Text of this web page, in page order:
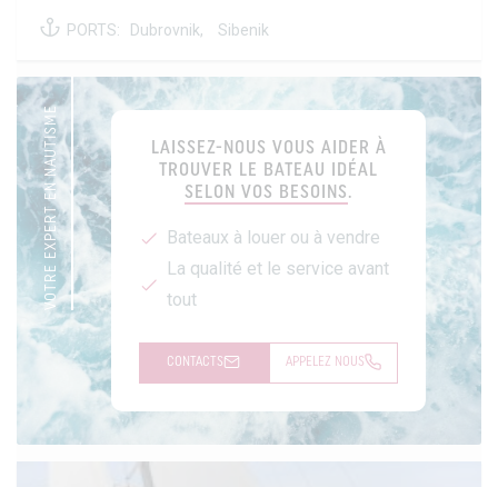
PORTS: Dubrovnik, Sibenik
VOTRE EXPERT EN NAUTISME
LAISSEZ-NOUS VOUS AIDER À
TROUVER LE BATEAU IDÉAL
SELON VOS BESOINS.
Bateaux à louer ou à vendre
La qualité et le service avant
tout
CONTACTS APPELEZ NOUS